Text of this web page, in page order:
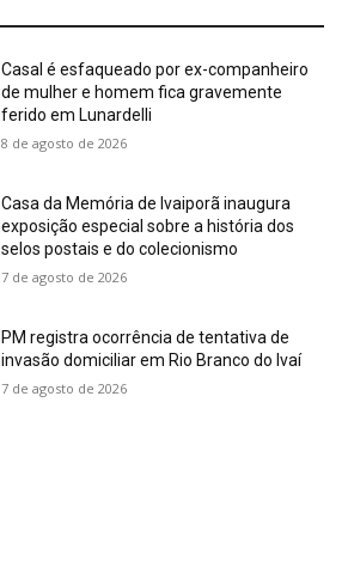
Casal é esfaqueado por ex-companheiro
de mulher e homem fica gravemente
ferido em Lunardelli
8 de agosto de 2026
Casa da Memória de Ivaiporã inaugura
exposição especial sobre a história dos
selos postais e do colecionismo
7 de agosto de 2026
PM registra ocorrência de tentativa de
invasão domiciliar em Rio Branco do Ivaí
7 de agosto de 2026